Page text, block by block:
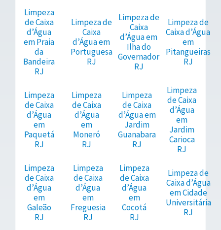
Limpeza
de Caixa
d’Água
em Praia
da
Bandeira
RJ
Limpeza de
Caixa
d’Água em
Portuguesa
RJ
Limpeza de
Caixa
d’Água em
Ilha do
Governador
RJ
Limpeza de
Caixa d’Água
em
Pitangueiras
RJ
Limpeza
de Caixa
d’Água
em
Paquetá
RJ
Limpeza
de Caixa
d’Água
em
Moneró
RJ
Limpeza
de Caixa
d’Água em
Jardim
Guanabara
RJ
Limpeza
de Caixa
d’Água
em
Jardim
Carioca
RJ
Limpeza
de Caixa
d’Água
em
Galeão
RJ
Limpeza
de Caixa
d’Água
em
Freguesia
RJ
Limpeza
de Caixa
d’Água
em
Cocotá
RJ
Limpeza de
Caixa d’Água
em Cidade
Universitária
RJ